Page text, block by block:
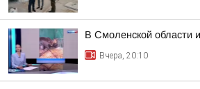
В Смоленской области
Вчера, 20:10